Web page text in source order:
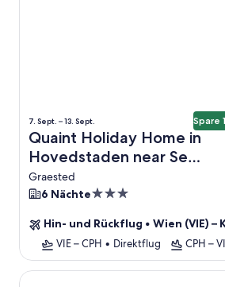
7. Sept. – 13. Sept.
Quaint Holiday Home in
Hovedstaden near Sea
+ Flug
Graested
Spare
6 Nächte3.0-
Unterkunft
Hin- und Rückflug • Wien (VIE) –
VIE – CPH • Direktflug CPH –
8 Person Holiday Home in Skivarp